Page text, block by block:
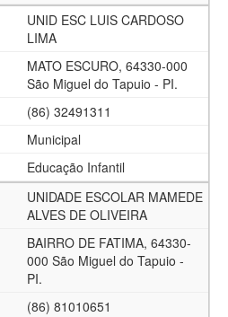
UNID ESC LUIS CARDOSO
LIMA
MATO ESCURO, 64330-000
São Miguel do Tapuio - PI.
(86) 32491311
Municipal
Educação Infantil
UNIDADE ESCOLAR MAMEDE
ALVES DE OLIVEIRA
BAIRRO DE FATIMA, 64330-
000 São Miguel do Tapuio -
PI.
(86) 81010651